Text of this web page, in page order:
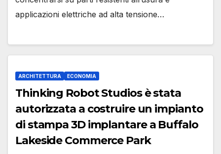
applicazioni elettriche ad alta tensione…
ARCHITETTURA ECONOMIA
Thinking Robot Studios è stata
autorizzata a costruire un impianto
di stampa 3D implantare a Buffalo
Lakeside Commerce Park